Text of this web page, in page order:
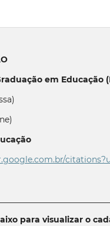
em Educação
para visualizar o